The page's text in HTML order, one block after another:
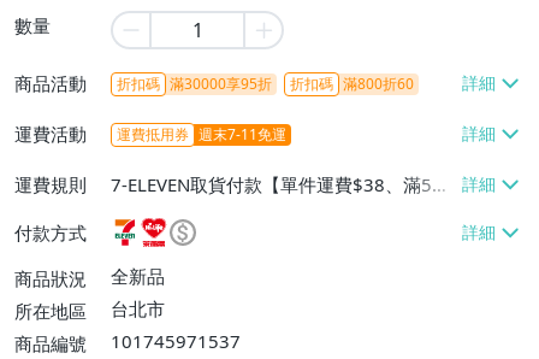
數量
商品活動 折扣碼 滿30000享95折 折扣碼 滿800折60
運費活動 運費抵用券 週末7-11免運
運費規則
7-ELEVEN取貨付款【單件運費$38、滿5件
或消費滿$1298免運費】、7-ELEVEN取貨
不付款【免運費】、萊爾富取貨付款【單件
運費$60、滿5件或消費滿$1298免運
費】、宅配/貨運【單件運費$120、滿5件
付款方式
商品狀況
全新品
所在地區
台北市
商品編號
101745971537